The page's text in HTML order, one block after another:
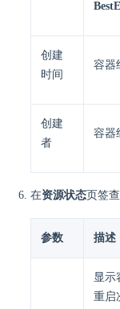
创建
时间
容器
创建
者
容器
在资源状态页签
参数 描述
显示
重启